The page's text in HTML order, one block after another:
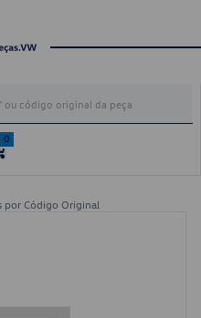
0
por Código Original